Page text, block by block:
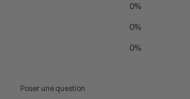
0%
0%
0%
Poser une question